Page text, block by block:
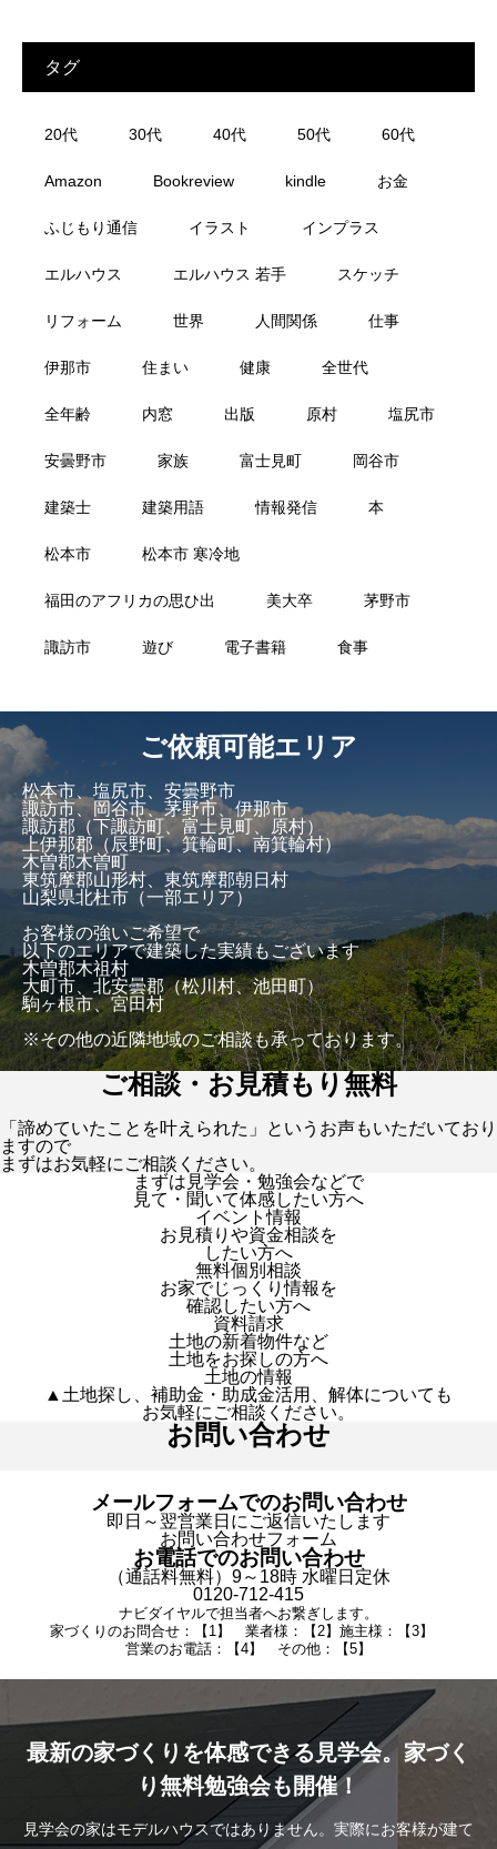
タグ
20代 30代 40代 50代 60代
Amazon Bookreview kindle お金
ふじもり通信 イラスト インプラス
エルハウス エルハウス 若手 スケッチ
リフォーム 世界 人間関係 仕事
伊那市 住まい 健康 全世代
全年齢 内窓 出版 原村 塩尻市
安曇野市 家族 富士見町 岡谷市
建築士 建築用語 情報発信 本
松本市 松本市 寒冷地
福田のアフリカの思ひ出 美大卒 茅野市
諏訪市 遊び 電子書籍 食事
ご依頼可能エリア
松本市、塩尻市、安曇野市
諏訪市、岡谷市、茅野市、伊那市
諏訪郡（下諏訪町、富士見町、原村）
上伊那郡（辰野町、箕輪町、南箕輪村）
木曽郡木曽町
東筑摩郡山形村、東筑摩郡朝日村
山梨県北杜市（一部エリア）
お客様の強いご希望で
以下のエリアで建築した実績もございます
木曽郡木祖村
大町市、北安曇郡（松川村、池田町）
駒ヶ根市、宮田村
※その他の近隣地域のご相談も承っております。
ご相談・お見積もり無料
「諦めていたことを叶えられた」というお声もいただいており
ますので
まずはお気軽にご相談ください。
まずは見学会・勉強会などで
見て・聞いて体感したい方へ
イベント情報
お見積りや資金相談を
したい方へ
無料個別相談
お家でじっくり情報を
確認したい方へ
資料請求
土地の新着物件など
土地をお探しの方へ
土地の情報
▲土地探し、補助金・助成金活用、解体についても
お気軽にご相談ください。
お問い合わせ
メールフォームでのお問い合わせ
即日～翌営業日にご返信いたします
お問い合わせフォーム
お電話でのお問い合わせ
（通話料無料）9～18時 水曜日定休
0120-712-415
ナビダイヤルで担当者へお繋ぎします。
家づくりのお問合せ：【1】 業者様：【2】施主様：【3】
営業のお電話：【4】 その他：【5】
最新の家づくりを体感できる見学会。家づく
り無料勉強会も開催！
見学会の家はモデルハウスではありません。実際にお客様が建て